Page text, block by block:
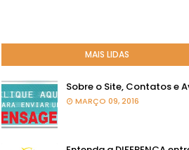
MAIS LIDAS
Sobre o Site, Contatos e
MARÇO 09, 2016